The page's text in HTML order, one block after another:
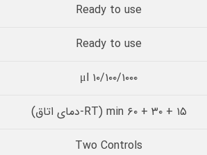
Ready to use
Ready to use
μl ۱۰/۱۰۰/۱۰۰۰
۱۵ + ۳۰ + ۶۰ min (RT-دمای اتاق)
Two Controls